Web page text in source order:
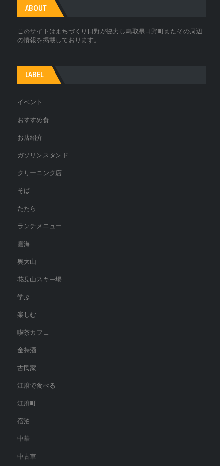
ABOUT
このサイトはまちづくり日野が協力し鳥取県日野町またその周辺
の情報を掲載しております。
LABEL
イベント
おすすめ食
お店紹介
ガソリンスタンド
クリーニング店
そば
たたら
ランチメニュー
雲海
奥大山
花見山スキー場
学ぶ
楽しむ
喫茶カフェ
金持酒
古民家
江府で食べる
江府町
宿泊
中華
中古車